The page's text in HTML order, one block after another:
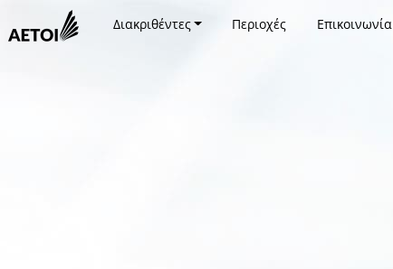
Διακριθέντες Περιοχές Επικοινωνία